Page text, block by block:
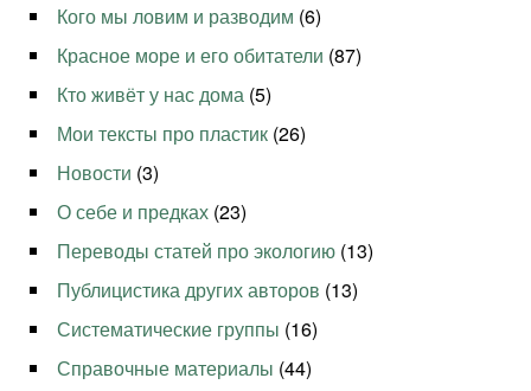
Кого мы ловим и разводим (6)
Красное море и его обитатели (87)
Кто живёт у нас дома (5)
Мои тексты про пластик (26)
Новости (3)
О себе и предках (23)
Переводы статей про экологию (13)
Публицистика других авторов (13)
Систематические группы (16)
Справочные материалы (44)